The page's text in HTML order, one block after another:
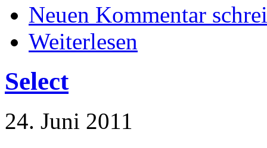
Neuen Kommentar
Weiterlesen
Select
24. Juni 2011